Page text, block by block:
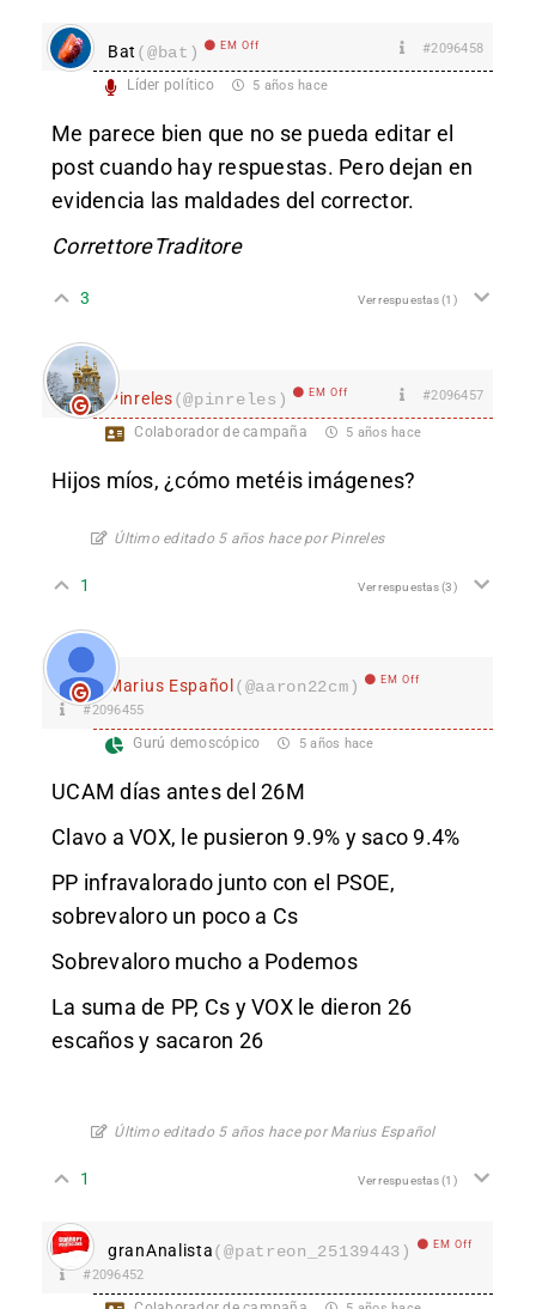
Bat (@bat) EM Off #2096458
Líder político 5 años hace
Me parece bien que no se pueda editar el
post cuando hay respuestas. Pero dejan en
evidencia las maldades del corrector.
CorrettoreTraditore
3 Ver respuestas(1)
Pinreles(@pinreles) EM Off #2096457
Colaborador de campaña 5 años hace
Hijos míos, ¿cómo metéis imágenes?
Último editado 5 años hace por Pinreles
1 Ver respuestas(3)
Marius Español(@aaron22cm) EM Off
#2096455
Gurú demoscópico 5 años hace
UCAM días antes del 26M
Clavo a VOX, le pusieron 9.9% y saco 9.4%
PP infravalorado junto con el PSOE,
sobrevaloro un poco a Cs
Sobrevaloro mucho a Podemos
La suma de PP, Cs y VOX le dieron 26
escaños y sacaron 26
Último editado 5 años hace por Marius Español
1 Ver respuestas(1)
granAnalista(@patreon_25139443) EM Off
#2096452